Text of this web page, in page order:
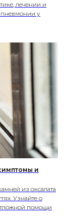
лечении и
у
и
из оксалата
Узнайте о
помощи